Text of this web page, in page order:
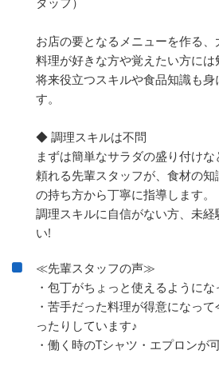
お店の要となるメニューを作る、
料理が好きな方や覚えたい方には
将来役立つスキルや食品知識も
す。
◆ 調理スキルは不問
まずは簡単なサラダの盛り付けな
頼れる先輩スタッフが、食材の
の持ち方から丁寧に指導します。
調理スキルに自信がない方、未経
い!
≪先輩スタッフの声≫
・包丁がちょっと使えるようにな
・苦手だった料理が得意になっ
ったりしています♪
・働く時のTシャツ・エプロンが